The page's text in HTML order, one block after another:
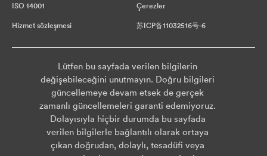
ISO 14001 Çerezler
Hizmet sözleşmesi 苏ICP备11032516号-6
Lütfen bu sayfada verilen bilgilerin
değişebileceğini unutmayın. Doğru bilgileri
güncellemeye devam etsek de gerçek
zamanlı güncellemeleri garanti edemiyoruz.
Dolayısıyla hiçbir durumda bu sayfada
verilen bilgilerle bağlantılı olarak ortaya
çıkan doğrudan, dolaylı, tesadüfi veya